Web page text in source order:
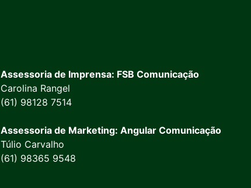
Assessoria de Imprensa: FSB Comunicação
Carolina Rangel
(61) 98128 7514
Assessoria de Marketing: Angular Comunicação
Túlio Carvalho
(61) 98365 9548